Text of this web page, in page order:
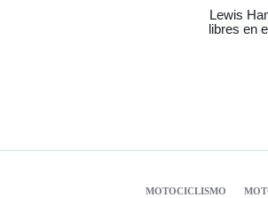
Lewis
libres en
MOTOCICLISMO